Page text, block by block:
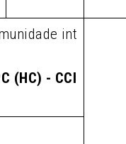
int
(HC) - CCI